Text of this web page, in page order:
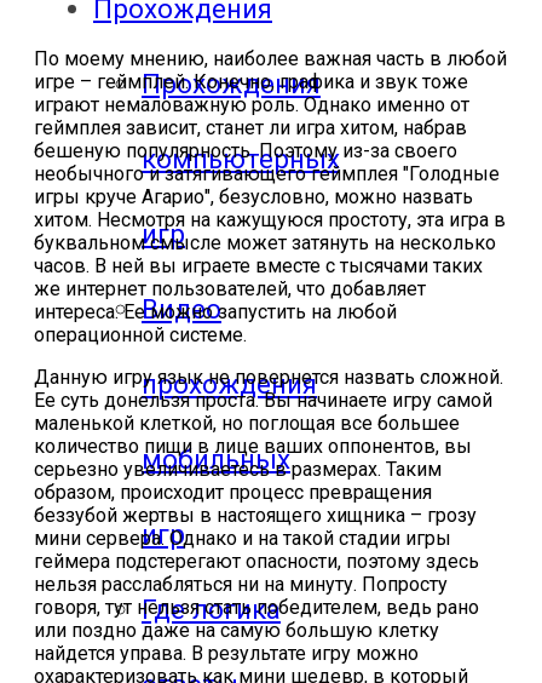
Прохождения
Прохождения
компьютерных
игр
Видео
прохождения
мобильных
игр
Где логика
По моему мнению, наиболее важная часть в любой
игре – геймплей. Конечно, графика и звук тоже
играют немаловажную роль. Однако именно от
геймплея зависит, станет ли игра хитом, набрав
бешеную популярность. Поэтому из-за своего
необычного и затягивающего геймплея "Голодные
игры круче Агарио", безусловно, можно назвать
хитом. Несмотря на кажущуюся простоту, эта игра в
буквальном смысле может затянуть на несколько
часов. В ней вы играете вместе с тысячами таких
же интернет пользователей, что добавляет
интереса. Ее можно запустить на любой
операционной системе.
Данную игру язык не повернется назвать сложной.
Ее суть донельзя проста. Вы начинаете игру самой
маленькой клеткой, но поглощая все большее
количество пищи в лице ваших оппонентов, вы
серьезно увеличиваетесь в размерах. Таким
образом, происходит процесс превращения
беззубой жертвы в настоящего хищника – грозу
мини сервера. Однако и на такой стадии игры
геймера подстерегают опасности, поэтому здесь
нельзя расслабляться ни на минуту. Попросту
говоря, тут нельзя стать победителем, ведь рано
или поздно даже на самую большую клетку
найдется управа. В результате игру можно
охарактеризовать как мини шедевр, в который